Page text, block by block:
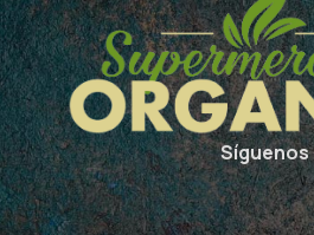
Síguenos